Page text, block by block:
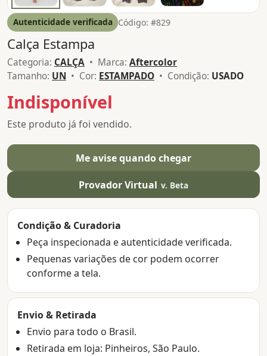
Autenticidade verificada Código: #829
Calça Estampa
Categoria: CALÇA • Marca: Aftercolor
Tamanho: UN • Cor: ESTAMPADO • Condição: USADO
Indisponível
Este produto já foi vendido.
Me avise quando chegar
Provador Virtual v. Beta
Condição & Curadoria
Peça inspecionada e autenticidade verificada.
Pequenas variações de cor podem ocorrer
conforme a tela.
Envio & Retirada
Envio para todo o Brasil.
Retirada em loja: Pinheiros, São Paulo.